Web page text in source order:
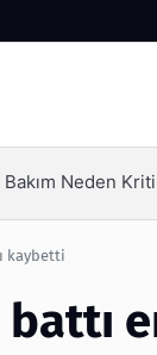
Neden
kaybetti